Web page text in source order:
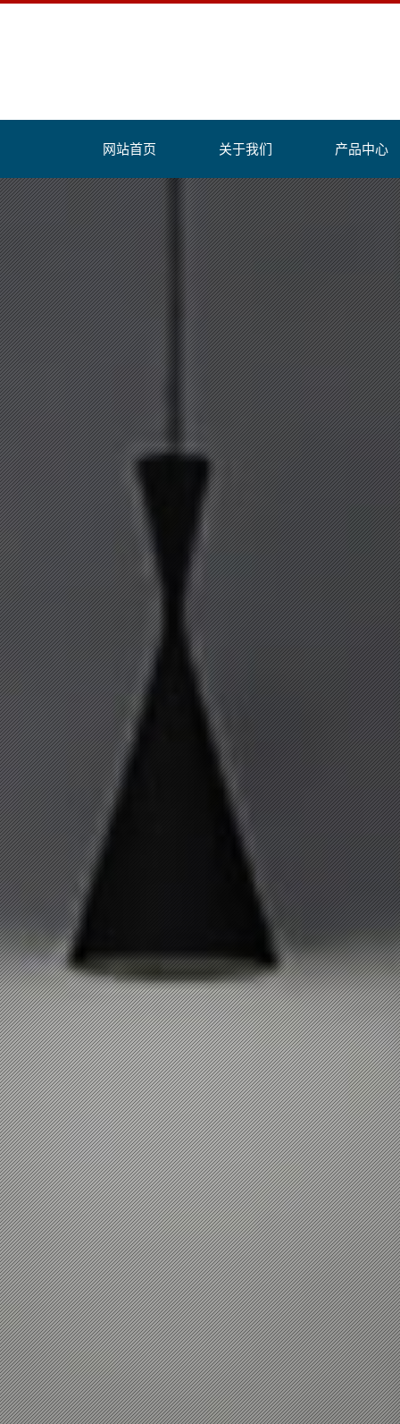
网站首页 关于我们 产品中心